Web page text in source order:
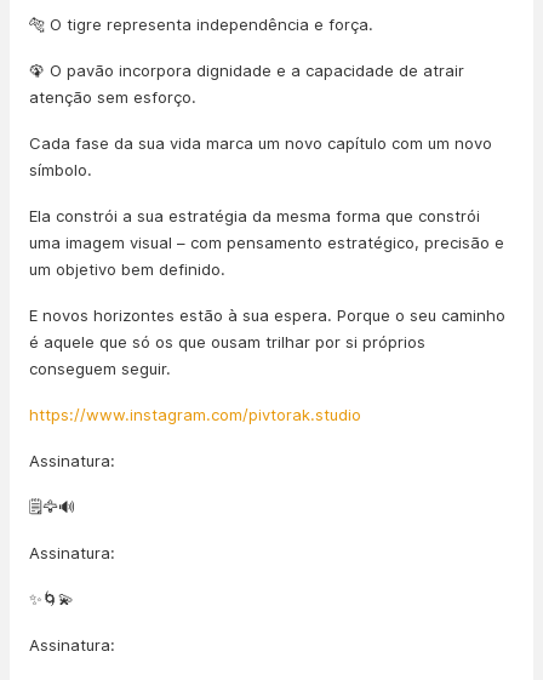
🐅 O tigre representa independência e força.
🦚 O pavão incorpora dignidade e a capacidade de atrair
atenção sem esforço.
Cada fase da sua vida marca um novo capítulo com um novo
símbolo.
Ela constrói a sua estratégia da mesma forma que constrói
uma imagem visual – com pensamento estratégico, precisão e
um objetivo bem definido.
E novos horizontes estão à sua espera. Porque o seu caminho
é aquele que só os que ousam trilhar por si próprios
conseguem seguir.
https://www.instagram.com/pivtorak.studio
Assinatura:
🗒️🦅🔊
Assinatura:
✨🌀💫
Assinatura: